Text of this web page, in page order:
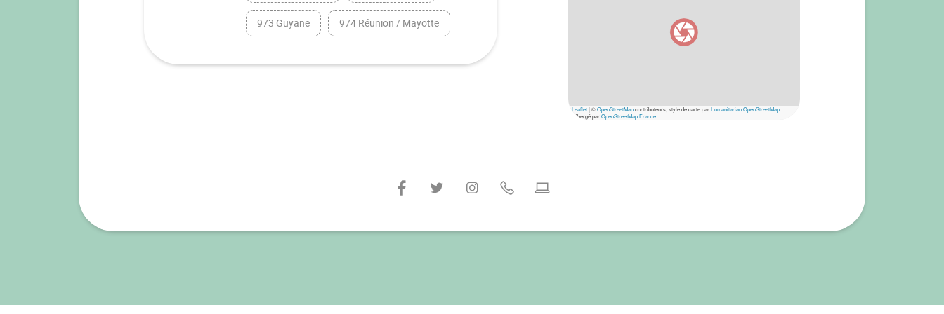
973 Guyane 974 Réunion / Mayotte
Leaflet|©OpenStreetMapcontributeurs, style de carte parHumanitarian OpenStreetMap
hébergé parOpenStreetMap France